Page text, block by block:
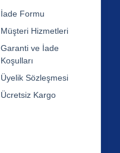
İade Formu
Müşteri Hizmetleri
Garanti ve İade
Koşulları
Üyelik Sözleşmesi
Ücretsiz Kargo